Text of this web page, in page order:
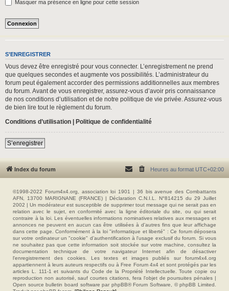
Masquer ma présence en ligne pour cette session
S’ENREGISTRER
Vous devez être enregistré pour vous connecter. L’enregistrement ne prend
que quelques secondes et augmente vos possibilités. L’administrateur du
forum peut également accorder des permissions additionnelles aux membres
du forum. Avant de vous enregistrer, assurez-vous d’avoir pris connaissance
de nos conditions d’utilisation et de notre politique de vie privée. Assurez-vous
de bien lire tout le règlement du forum.
Conditions d’utilisation | Politique de confidentialité
S’enregistrer
Index du forum Heures au format UTC+02:00
©1998-2022 Forum4x4.org, association loi 1901 | 36 bis avenue des Combattants
AFN, 13700 MARIGNANE (FRANCE) | Déclaration C.N.I.L. N°814215 du 29 Juillet
2002 | Un modérateur est susceptible de supprimer tout message qui ne serait pas en
relation avec le sujet, en conformité avec la ligne éditoriale du site, ou qui serait
contraire à la loi. Les éventuelles informations nominatives relatives aux messages et
annonces ne peuvent en aucun cas être utilisées à d'autres fins que leur affichage
dans cette page. Conformément à la loi "informatique et liberté" : Ce forum déposera
sur votre ordinateur un "cookie" d’authentification à l'usage exclusif du forum. Si vous
ne souhaitez pas que cette information soit stockée sur votre machine, consultez la
documentation technique de votre navigateur Internet afin de désactiver
l'enregistrement des cookies. Les textes et images publiés sur forum4x4.org
appartiennent à leurs auteurs respectifs ou à Free Forum 4x4 et sont protégés par les
articles L. 111-1 et suivants du Code de la Propriété Intellectuelle. Toute copie ou
reproduction non autorisé, sauf courtes citations, fera l'objet de poursuites pénales |
Open source bulletin board software par phpBB® Forum Software, © phpBB Limited.